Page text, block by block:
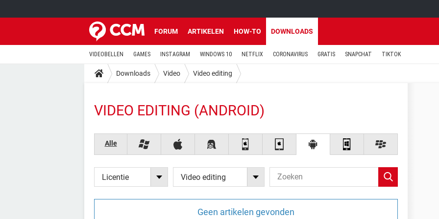
FORUM ARTIKELEN HOW-TO DOWNLOADS
VIDEOBELLEN GAMES INSTAGRAM WINDOWS 10 NETFLIX CORONAVIRUS GRATIS SNAPCHAT TIKTOK
Downloads Video Video editing
VIDEO EDITING (ANDROID)
Alle
Licentie Video editing
Geen artikelen gevonden